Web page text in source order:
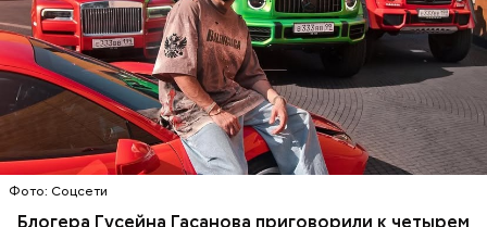
Фото: Соцсети
Блогера Гусейна Гасанова приговорили к четырем
В мае 2025 года МВД РФ объявило в
международный розыскблогера Гусейна Гасанова.
В его отношении возбудили уголовное дело о
неуплате налогов и легализации преступных
доходов в особо крупном размере. В тот же день
мужчину заочно арестовали.
НАЛОГИ ПОИСК ЛЮДЕЙ ДЕНЬГИ
МВД
ГАСАН ГУСЕЙНОВ